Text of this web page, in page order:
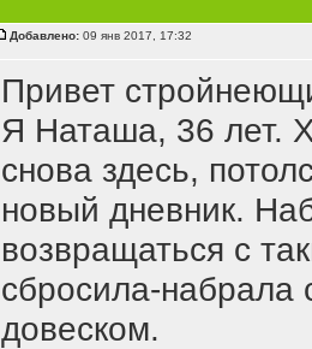
Добавлено:09 янв 2017, 17:32
Привет
Я Наташа, 36 лет.
снова здесь,
новый дневник.
возвращаться с
сбросила-набрала
довеском.